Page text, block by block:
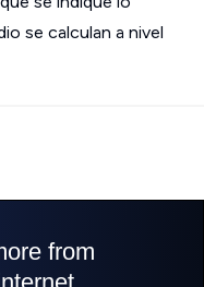
se calculan a nivel